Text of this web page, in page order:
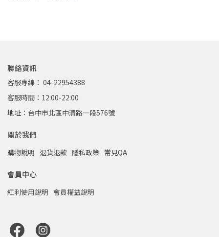
聯絡資訊
客服專線： 04-22954388
客服時間：12:00-22:00
地址：台中市北區中清路一段576號
關於我們
購物說明 退貨退款 隱私政策 常見QA
會員中心
紅利使用說明 會員權益說明